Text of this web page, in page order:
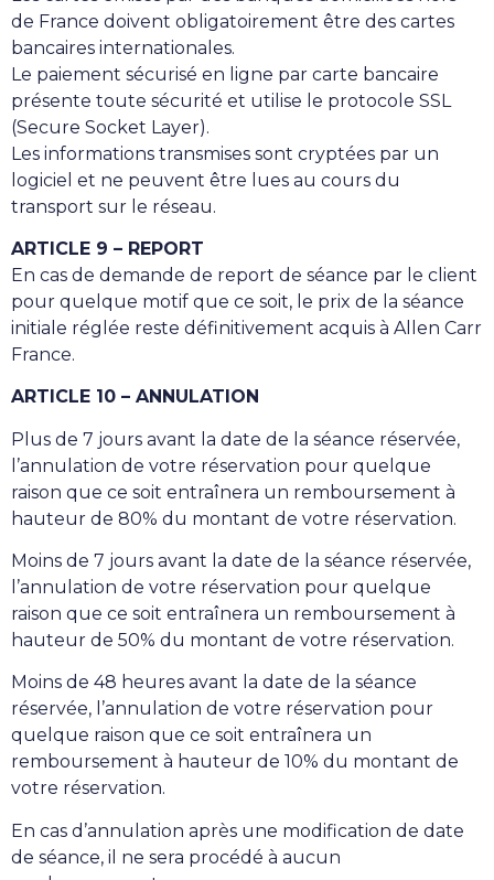
de France doivent obligatoirement être des cartes
bancaires internationales.
Le paiement sécurisé en ligne par carte bancaire
présente toute sécurité et utilise le protocole SSL
(Secure Socket Layer).
Les informations transmises sont cryptées par un
logiciel et ne peuvent être lues au cours du
transport sur le réseau.
ARTICLE 9 – REPORT
En cas de demande de report de séance par le client
pour quelque motif que ce soit, le prix de la séance
initiale réglée reste définitivement acquis à Allen Carr
France.
ARTICLE 10 – ANNULATION
Plus de 7 jours avant la date de la séance réservée,
l’annulation de votre réservation pour quelque
raison que ce soit entraînera un remboursement à
hauteur de 80% du montant de votre réservation.
Moins de 7 jours avant la date de la séance réservée,
l’annulation de votre réservation pour quelque
raison que ce soit entraînera un remboursement à
hauteur de 50% du montant de votre réservation.
Moins de 48 heures avant la date de la séance
réservée, l’annulation de votre réservation pour
quelque raison que ce soit entraînera un
remboursement à hauteur de 10% du montant de
votre réservation.
En cas d’annulation après une modification de date
de séance, il ne sera procédé à aucun